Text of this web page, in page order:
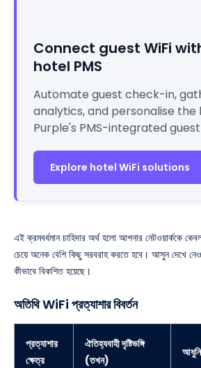
Connect guest WiFi
hotel PMS
Automate guest check-in,
analytics, and personalise
Purple's PMS-integrated
Explore hotel WiFi solutions
এই ক্রমবর্ধমান চাহিদার অর্থ হলো আপনার নেটওয়ার্ককে
চেয়ে অনেক বেশি কিছু সরবরাহ করতে হবে। আসুন দেখে
কীভাবে বিকশিত হয়েছে।
অতিথি WiFi প্রত্যাশার বিবর্তন
প্রত্যাশার
ক্ষেত্র
ঐতিহ্যবাহী দৃষ্টিভঙ্গি
(তখন)